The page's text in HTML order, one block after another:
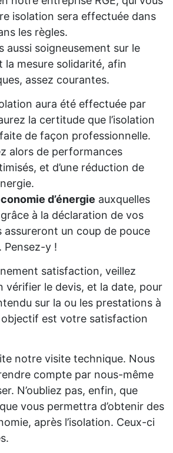
isolation sera effectuée dans
les règles.
aussi soigneusement sur le
la mesure solidarité, afin
assez courantes.
aura été effectuée par
la certitude que l’isolation
de façon professionnelle.
alors de performances
et d’une réduction de
d’énergie auxquelles
à la déclaration de vos
assureront un coup de pouce
Pensez-y !
satisfaction, veillez
vérifier le devis, et la date, pour
sur la ou les prestations à
est votre satisfaction
notre visite technique. Nous
compte par nous-même
N’oubliez pas, enfin, que
vous permettra d’obtenir des
après l’isolation. Ceux-ci